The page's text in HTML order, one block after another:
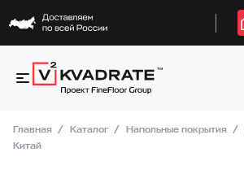
Главная Каталог Напольные покрытия
Китай